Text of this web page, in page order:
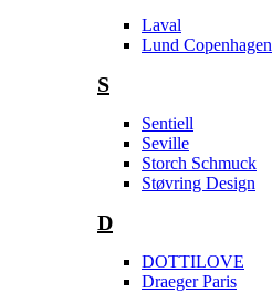
Laval
Lund Copenhagen
S
Sentiell
Seville
Storch Schmuck
Støvring Design
D
DOTTILOVE
Draeger Paris